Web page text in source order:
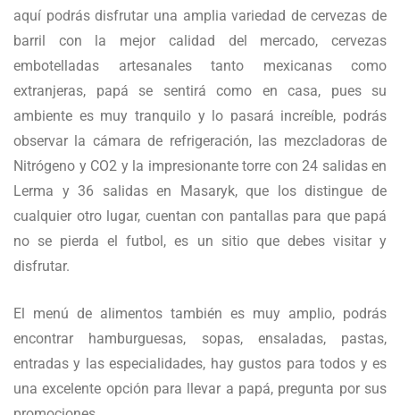
aquí podrás disfrutar una amplia variedad de cervezas de
barril con la mejor calidad del mercado, cervezas
embotelladas artesanales tanto mexicanas como
extranjeras, papá se sentirá como en casa, pues su
ambiente es muy tranquilo y lo pasará increíble, podrás
observar la cámara de refrigeración, las mezcladoras de
Nitrógeno y CO2 y la impresionante torre con 24 salidas en
Lerma y 36 salidas en Masaryk, que los distingue de
cualquier otro lugar, cuentan con pantallas para que papá
no se pierda el futbol, es un sitio que debes visitar y
disfrutar.
El menú de alimentos también es muy amplio, podrás
encontrar hamburguesas, sopas, ensaladas, pastas,
entradas y las especialidades, hay gustos para todos y es
una excelente opción para llevar a papá, pregunta por sus